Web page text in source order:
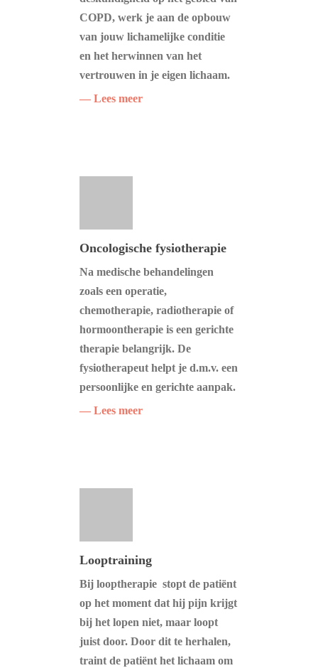
COPD, werk je aan de opbouw
van jouw lichamelijke conditie
en het herwinnen van het
vertrouwen in je eigen lichaam.
— Lees meer
Oncologische fysiotherapie
Na medische behandelingen
zoals een operatie,
chemotherapie, radiotherapie of
hormoontherapie is een gerichte
therapie belangrijk. De
fysiotherapeut helpt je d.m.v. een
persoonlijke en gerichte aanpak.
— Lees meer
Looptraining
Bij looptherapie stopt de patiënt
op het moment dat hij pijn krijgt
bij het lopen niet, maar loopt
juist door. Door dit te herhalen,
traint de patiënt het lichaam om